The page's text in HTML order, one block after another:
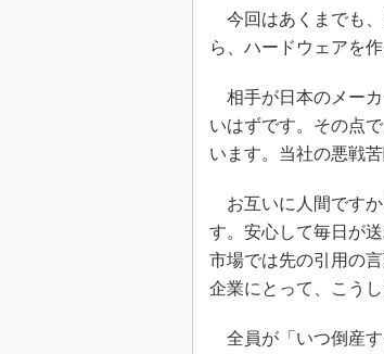
今回はあくまでも、
ら、ハードウェアを
相手が日本のメーカ
いはずです。その点
います。当社の悪戦
お互いに人間ですか
す。安心して毎日が
市場では先の引用の
企業にとって、こう
全員が「いつ倒産す